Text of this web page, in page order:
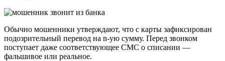
Обычно мошенники утверждают, что с карты зафиксирован
подозрительный перевод на n-ую сумму. Перед звонком
поступает даже соответствующее СМС о списании —
фальшивое или реальное.